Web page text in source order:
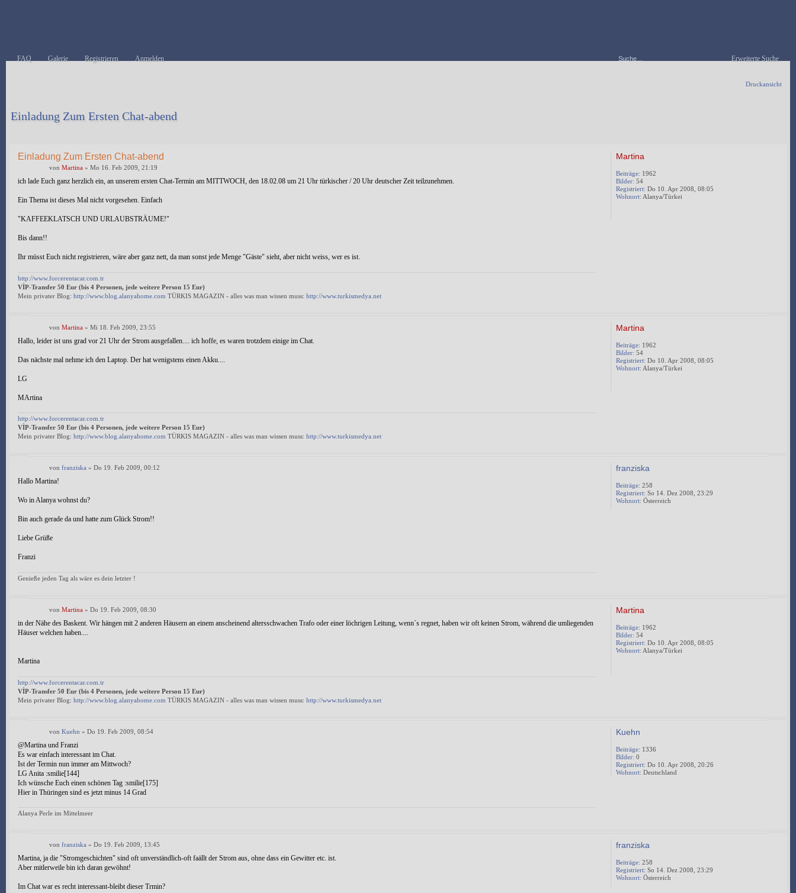
Erweiterte Suche
FAQ Galerie Registrieren Anmelden
Druckansicht
Einladung Zum Ersten Chat-abend
Einladung Zum Ersten Chat-abend
von Martina » Mo 16. Feb 2009, 21:19
ich lade Euch ganz herzlich ein, an unserem ersten Chat-Termin am MITTWOCH, den 18.02.08 um 21 Uhr türkischer / 20 Uhr deutscher Zeit teilzunehmen.
Ein Thema ist dieses Mal nicht vorgesehen. Einfach
"KAFFEEKLATSCH UND URLAUBSTRÄUME!"
Bis dann!!
Ihr müsst Euch nicht registrieren, wäre aber ganz nett, da man sonst jede Menge "Gäste" sieht, aber nicht weiss, wer es ist.
http://www.forcerentacar.com.tr
VİP-Transfer 50 Eur (bis 4 Personen, jede weitere Person 15 Eur)
Mein privater Blog: http://www.blog.alanyahome.com TÜRKIS MAGAZIN - alles was man wissen muss: http://www.turkismedya.net
Martina
Beiträge: 1962
Bilder: 54
Registriert: Do 10. Apr 2008, 08:05
Wohnort: Alanya/Türkei
von Martina » Mi 18. Feb 2009, 23:55
Hallo, leider ist uns grad vor 21 Uhr der Strom ausgefallen.... ich hoffe, es waren trotzdem einige im Chat.
Das nächste mal nehme ich den Laptop. Der hat wenigstens einen Akku....
LG
MArtina
http://www.forcerentacar.com.tr
VİP-Transfer 50 Eur (bis 4 Personen, jede weitere Person 15 Eur)
Mein privater Blog: http://www.blog.alanyahome.com TÜRKIS MAGAZIN - alles was man wissen muss: http://www.turkismedya.net
Martina
Beiträge: 1962
Bilder: 54
Registriert: Do 10. Apr 2008, 08:05
Wohnort: Alanya/Türkei
von franziska » Do 19. Feb 2009, 00:12
Hallo Martina!
Wo in Alanya wohnst du?
Bin auch gerade da und hatte zum Glück Strom!!
Liebe Grüße
Franzi
Genieße jeden Tag als wäre es dein letzter !
franziska
Beiträge: 258
Registriert: So 14. Dez 2008, 23:29
Wohnort: Österreich
von Martina » Do 19. Feb 2009, 08:30
in der Nähe des Baskent. Wir hängen mit 2 anderen Häusern an einem anscheinend altersschwachen Trafo oder einer löchrigen Leitung, wenn´s regnet, haben wir oft keinen Strom, während die umliegenden
Häuser welchen haben....
Martina
http://www.forcerentacar.com.tr
VİP-Transfer 50 Eur (bis 4 Personen, jede weitere Person 15 Eur)
Mein privater Blog: http://www.blog.alanyahome.com TÜRKIS MAGAZIN - alles was man wissen muss: http://www.turkismedya.net
Martina
Beiträge: 1962
Bilder: 54
Registriert: Do 10. Apr 2008, 08:05
Wohnort: Alanya/Türkei
von Kuehn » Do 19. Feb 2009, 08:54
@Martina und Franzi
Es war einfach interessant im Chat.
Ist der Termin nun immer am Mittwoch?
LG Anita :smilie[144]
Ich wünsche Euch einen schönen Tag :smilie[175]
Hier in Thüringen sind es jetzt minus 14 Grad
Alanya Perle im Mittelmeer
Kuehn
Beiträge: 1336
Bilder: 0
Registriert: Do 10. Apr 2008, 20:26
Wohnort: Deutschland
von franziska » Do 19. Feb 2009, 13:45
Martina, ja die "Stromgeschichten" sind oft unverständlich-oft faällt der Strom aus, ohne dass ein Gewitter etc. ist.
Aber mitlerweile bin ich daran gewöhnt!
Im Chat war es recht interessant-bleibt dieser Trmin?
franziska
Beiträge: 258
Registriert: So 14. Dez 2008, 23:29
Wohnort: Österreich